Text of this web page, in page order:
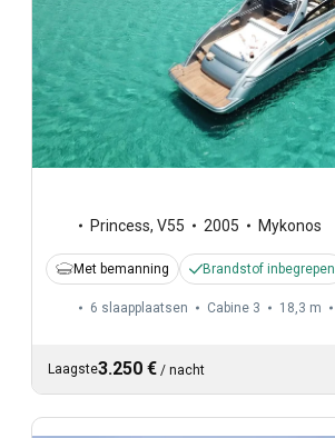
Princess, V55 2005 Mykonos
Met bemanning Brandstof inbegrepen
6 slaapplaatsen Cabine 3 18,3 m
Laagste3.250 € / nacht